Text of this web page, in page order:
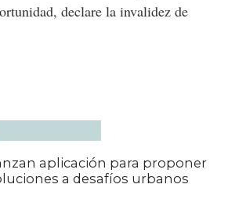
declare la invalidez de
aplicación para proponer
a desafíos urbanos